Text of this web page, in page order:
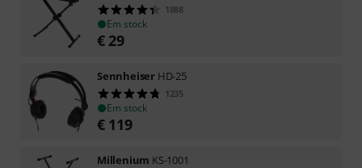
1888
Em stock
€ 29
Sennheiser HD-25
1235
Em stock
€ 119
Millenium KS-1001